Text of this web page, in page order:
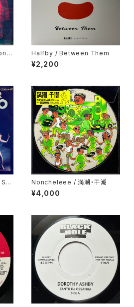
Halfby / Between Them
¥2,200
Noncheleee / 満潮・干潮
¥4,000